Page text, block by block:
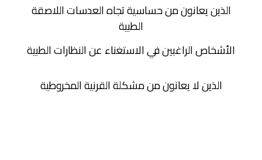
الذين يعانون من حساسية تجاه العدسات اللاصقة
الطبية
الأشخاص الراغبين في الاستغناء عن النظارات الطبية
الذين لا يعانون من مشكلة القرنية المخروطية